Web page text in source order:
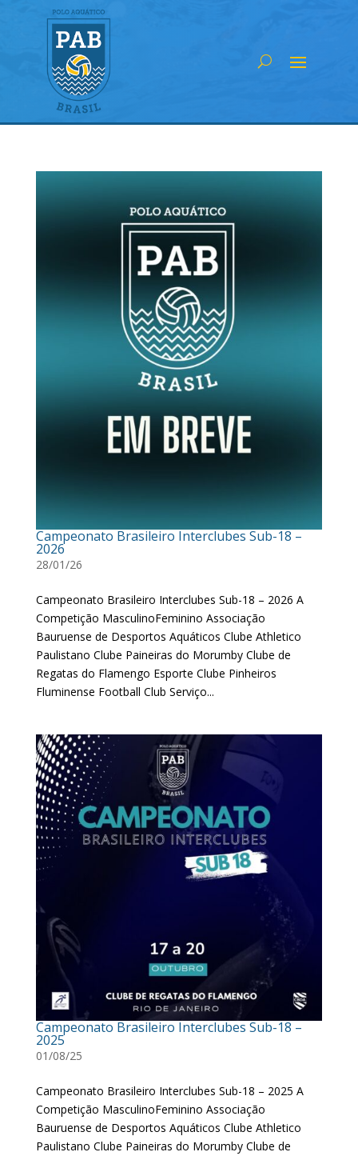
Campeonato Brasileiro Interclubes Sub-18 –
2026
28/01/26
Campeonato Brasileiro Interclubes Sub-18 – 2026 A
Competição MasculinoFeminino Associação
Bauruense de Desportos Aquáticos Clube Athletico
Paulistano Clube Paineiras do Morumby Clube de
Regatas do Flamengo Esporte Clube Pinheiros
Fluminense Football Club Serviço...
Campeonato Brasileiro Interclubes Sub-18 –
2025
01/08/25
Campeonato Brasileiro Interclubes Sub-18 – 2025 A
Competição MasculinoFeminino Associação
Bauruense de Desportos Aquáticos Clube Athletico
Paulistano Clube Paineiras do Morumby Clube de